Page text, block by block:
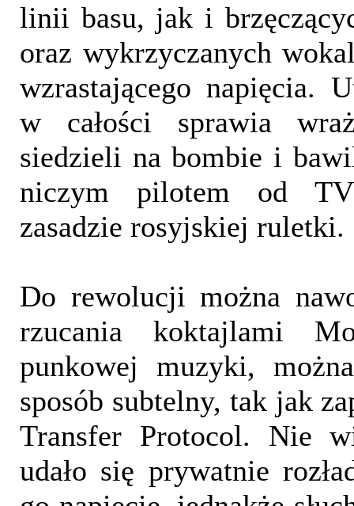
linii basu, jak i
oraz wykrzyczanych
wzrastającego napięcia.
w całości sprawia
siedzieli na bombie i
niczym pilotem od TV
zasadzie rosyjskiej ruletki.
Do rewolucji można
rzucania koktajlami
punkowej muzyki,
sposób subtelny, tak jak
Transfer Protocol. Nie
udało się prywatnie